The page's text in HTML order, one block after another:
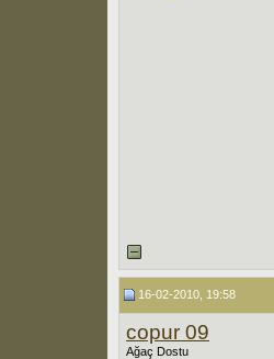
16-02-2010, 19:58
copur 09
Ağaç Dostu